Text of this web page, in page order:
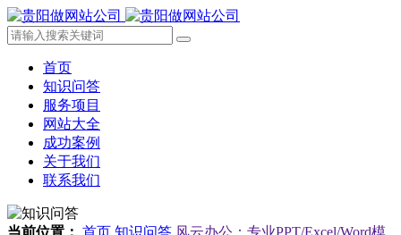
首页
知识问答
服务项目
网站大全
成功案例
关于我们
联系我们
当前位置： 首页 知识问答 风云办公：专业PPT/Excel/Word模